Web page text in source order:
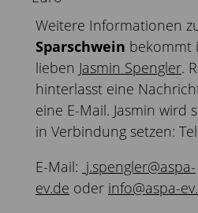
Weitere Informationen
Sparschwein bekommt
lieben Jasmin Spengler.
hinterlasst eine
eine E-Mail. Jasmin wird
in Verbindung setzen:
E-Mail: j.spengler@aspa-
ev.de oder info@aspa-